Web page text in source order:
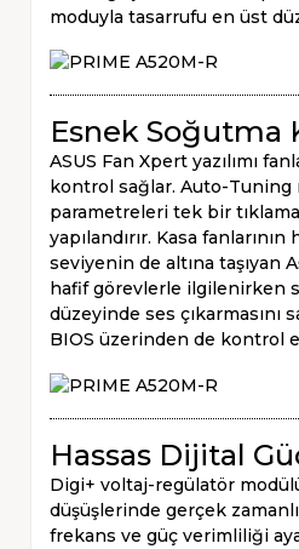
moduyla tasarrufu en üst
Esnek Soğutma
ASUS Fan Xpert yazılımı
kontrol sağlar. Auto-Tuning
parametreleri tek bir
yapılandırır. Kasa fanlarının
seviyenin de altına taşıyan
hafif görevlerle ilgilenirken
düzeyinde ses çıkarmasını
BIOS üzerinden de kontrol
Hassas Dijital
Digi+ voltaj-regülatör
düşüşlerinde gerçek
frekans ve güç verimliliği